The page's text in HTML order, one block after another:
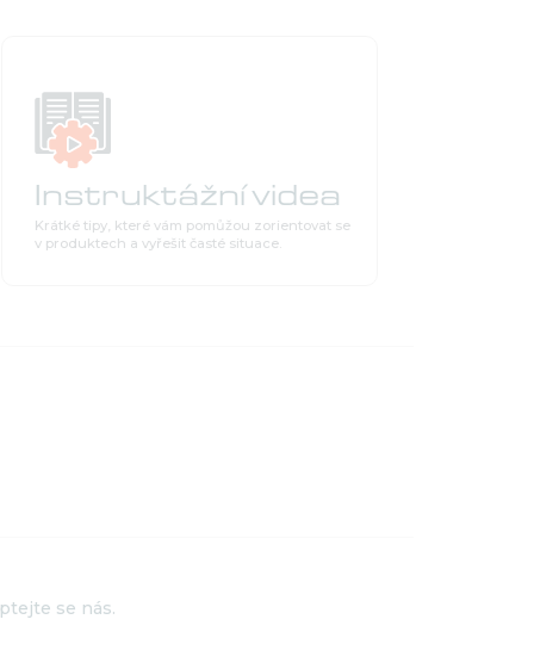
Instruktážní videa
Krátké tipy, které vám pomůžou zorientovat se
v produktech a vyřešit časté situace.
se nás.